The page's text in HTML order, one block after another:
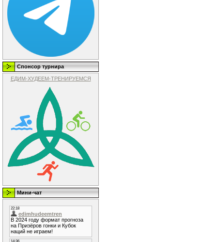
Спонсор турнира
ЕДИМ-ХУДЕЕМ-ТРЕНИРУЕМСЯ
Мини-чат